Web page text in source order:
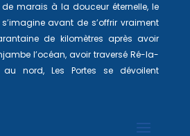
marais à la douceur éternelle, le
avant de s’offrir vraiment
de kilomètres après avoir
l’océan, avoir traversé Ré-la-
nord, Les Portes se dévoilent